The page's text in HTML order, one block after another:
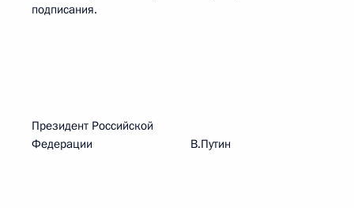
подписания.
Президент Российской
Федерации В.Путин